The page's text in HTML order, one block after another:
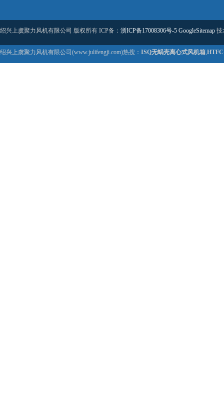
绍兴上虞聚力风机有限公司 版权所有 ICP备： 浙ICP备17008306号-5 GoogleSitemap 技
绍兴上虞聚力风机有限公司(www.julifengji.com)热搜： ISQ无蜗壳离心式风机箱,